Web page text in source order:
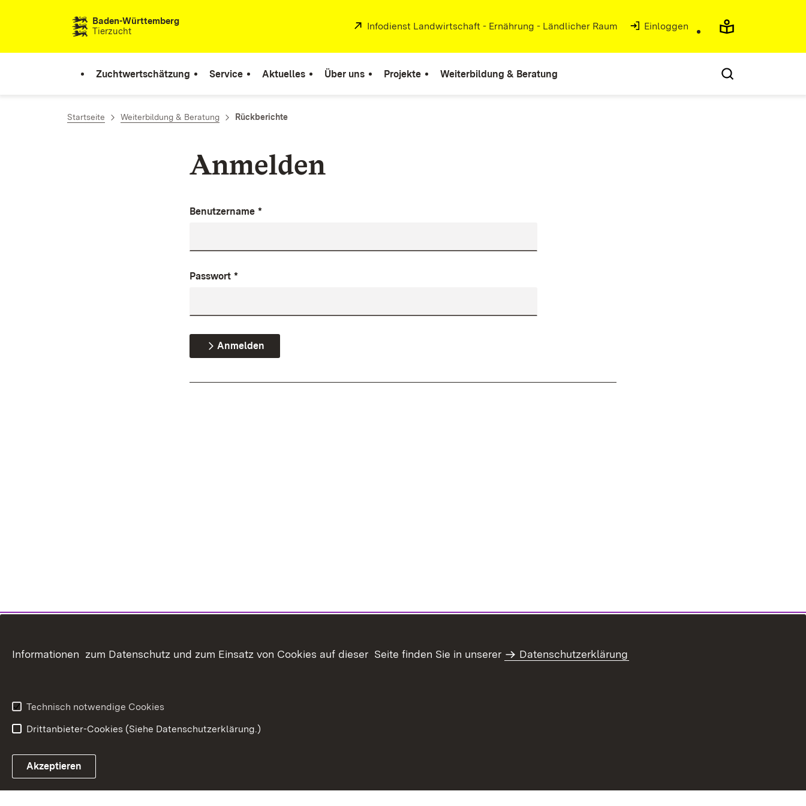
Zum Inhalt springenBaden-Württemberg
Tierzucht
Extern:
Infodienst Landwirtschaft - Ernährung - Ländlicher Raum (Öffnet in neuem Fenster)
Einloggen
Zuchtwertschätzung Service Aktuelles Über uns Projekte Weiterbildung & Beratung
Startseite Weiterbildung & Beratung Rückberichte
Anmelden
Benutzername *
Passwort *
Anmelden
Informationen zum Datenschutz und zum Einsatz von Cookies auf dieser Seite finden Sie in unserer Datenschutzerklärung
Technisch notwendige Cookies
Drittanbieter-Cookies (Siehe Datenschutzerklärung.)
Akzeptieren